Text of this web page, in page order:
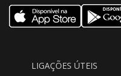
LIGAÇÕES ÚTEIS